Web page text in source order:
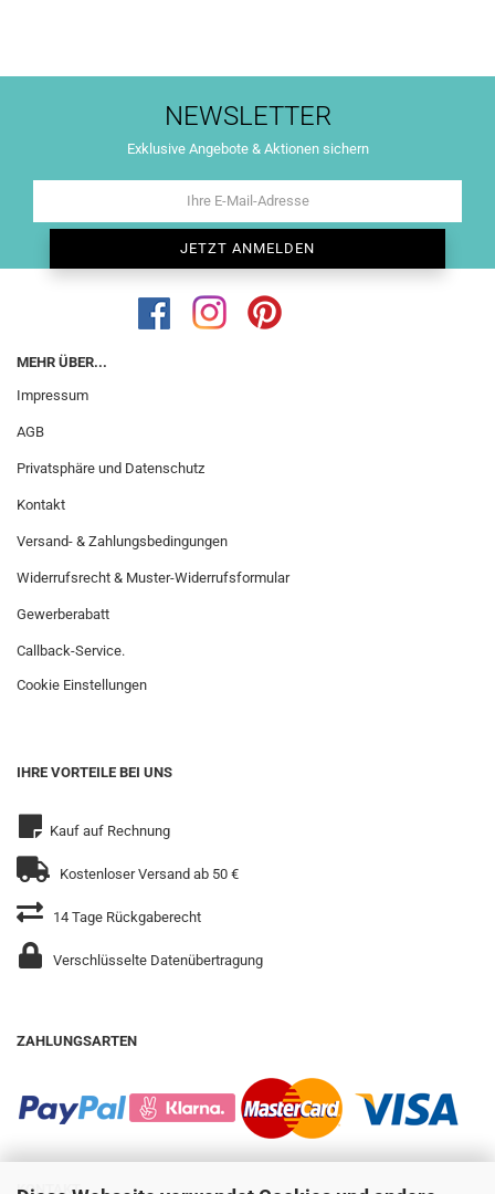
NEWSLETTER
Exklusive Angebote & Aktionen sichern
MEHR ÜBER...
Impressum
AGB
Privatsphäre und Datenschutz
Kontakt
Versand- & Zahlungsbedingungen
Widerrufsrecht & Muster-Widerrufsformular
Gewerberabatt
Callback-Service.
Cookie Einstellungen
IHRE VORTEILE BEI UNS
Kauf auf Rechnung
Kostenloser Versand ab 50 €
14 Tage Rückgaberecht
Verschlüsselte Datenübertragung
ZAHLUNGSARTEN
KONTAKT